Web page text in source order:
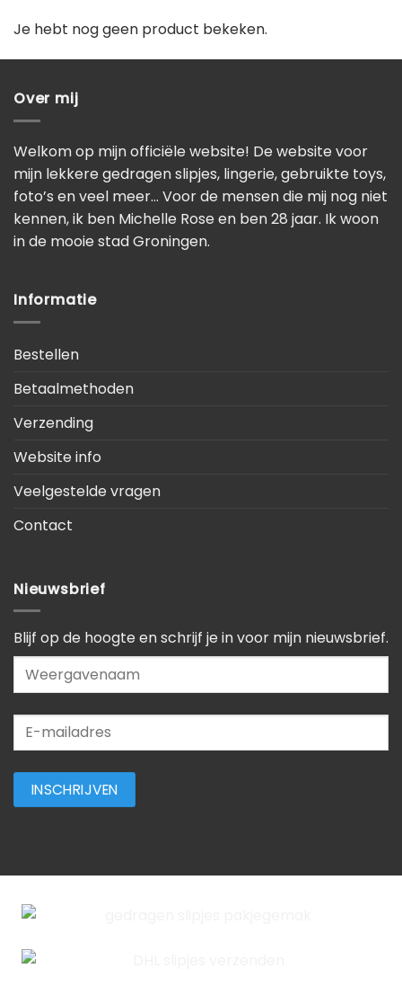
Je hebt nog geen product bekeken.
Over mij
Welkom op mijn officiële website! De website voor
mijn lekkere gedragen slipjes, lingerie, gebruikte toys,
foto’s en veel meer… Voor de mensen die mij nog niet
kennen, ik ben Michelle Rose en ben 28 jaar. Ik woon
in de mooie stad Groningen.
Informatie
Bestellen
Betaalmethoden
Verzending
Website info
Veelgestelde vragen
Contact
Nieuwsbrief
Blijf op de hoogte en schrijf je in voor mijn nieuwsbrief.